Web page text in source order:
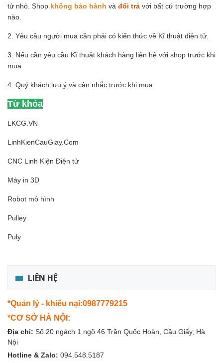
tử nhỏ. Shop không bảo hành và đổi trả với bất cứ trường hợp
nào.
2. Yêu cầu người mua cần phải có kiến thức về Kĩ thuật điện tử.
3. Nếu cần yêu cầu Kĩ thuật khách hàng liên hệ với shop trước khi
mua
4. Quý khách lưu ý và cân nhắc trước khi mua.
Từ khóa
LKCG.VN
LinhKienCauGiay.Com
CNC Linh Kiện Điện tử
Máy in 3D
Robot mô hình
Pulley
Puly
LIÊN HỆ
*Quản lý - khiếu nại:0987779215
*CƠ SỞ HÀ NỘI:
Địa chỉ: Số 20 ngách 1 ngõ 46 Trần Quốc Hoàn, Cầu Giấy, Hà
Nội
Hotline & Zalo: 094.548.5187